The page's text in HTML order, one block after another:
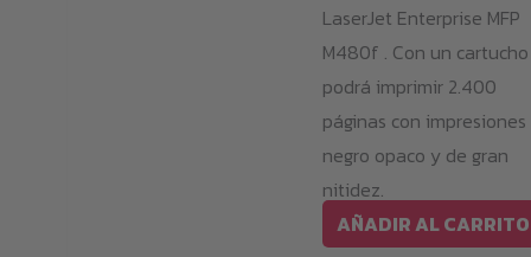
LaserJet Enterprise MFP
M480f . Con un cartucho
podrá imprimir 2.400
páginas con
negro opaco y de gran
nitidez.
AÑADIR AL CARRITO